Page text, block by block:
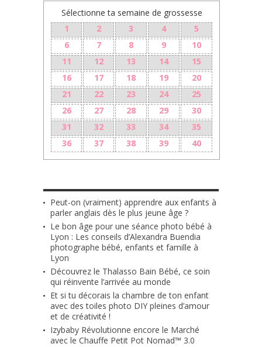
Sélectionne ta semaine de grossesse
1
2 3 4
5
6
7 8 9
10
11
12 13 14
15
16
17 18 19
20
21
22 23 24
25
26
27 28 29
30
31
32 33 34
35
36
37 38 39 40
Peut-on (vraiment) apprendre aux enfants à
parler anglais dès le plus jeune âge ?
Le bon âge pour une séance photo bébé à
Lyon : Les conseils d’Alexandra Buendia
photographe bébé, enfants et famille à
Lyon
Découvrez le Thalasso Bain Bébé, ce soin
qui réinvente l’arrivée au monde
Et si tu décorais la chambre de ton enfant
avec des toiles photo DIY pleines d’amour
et de créativité !
Izybaby Révolutionne encore le Marché
avec le Chauffe Petit Pot Nomad™ 3.0